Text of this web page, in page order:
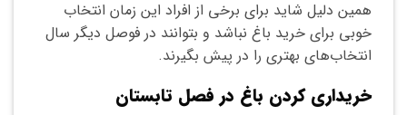
همین دلیل شاید برای برخی از افراد این زمان انتخاب
خوبی برای خرید باغ نباشد و بتوانند در فوصل دیگر سال
انتخاب‌های بهتری را در پیش بگیرند.
خریداری کردن باغ در فصل تابستان